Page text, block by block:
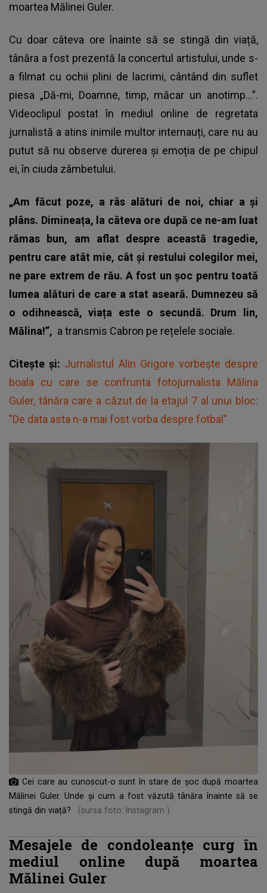
moartea Mălinei Guler.
Cu doar câteva ore înainte să se stingă din viață,
tânăra a fost prezentă la concertul artistului, unde s-
a filmat cu ochii plini de lacrimi, cântând din suflet
piesa „Dă-mi, Doamne, timp, măcar un anotimp...”.
Videoclipul postat în mediul online de regretata
jurnalistă a atins inimile multor internauți, care nu au
putut să nu observe durerea și emoția de pe chipul
ei, în ciuda zâmbetului.
„Am făcut poze, a râs alături de noi, chiar a și
plâns. Dimineața, la câteva ore după ce ne-am luat
rămas bun, am aflat despre această tragedie,
pentru care atât mie, cât și restului colegilor mei,
ne pare extrem de rău. A fost un șoc pentru toată
lumea alături de care a stat aseară. Dumnezeu să
o odihnească, viața este o secundă. Drum lin,
Mălina!”, a transmis Cabron pe rețelele sociale.
Citește și: Jurnalistul Alin Grigore vorbește despre
boala cu care se confrunta fotojurnalista Mălina
Guler, tânăra care a căzut de la etajul 7 al unui bloc:
"De data asta n-a mai fost vorba despre fotbal"
Cei care au cunoscut-o sunt în stare de șoc după moartea
Mălinei Guler. Unde și cum a fost văzută tânăra înainte să se
stingă din viață?
(sursa foto: Instagram )
Mesajele de condoleanțe curg în
mediul online după moartea
Mălinei Guler